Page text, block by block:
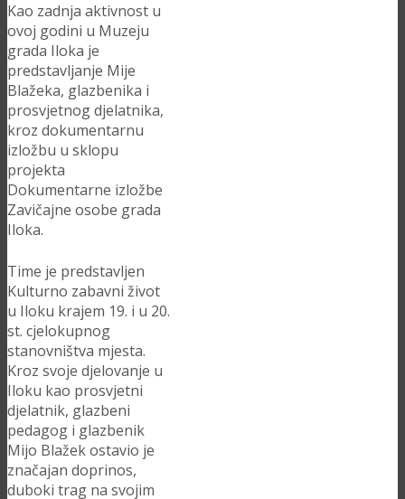
Kao zadnja aktivnost u
ovoj godini u Muzeju
grada Iloka je
predstavljanje Mije
Blažeka, glazbenika i
prosvjetnog djelatnika,
kroz dokumentarnu
izložbu u sklopu
projekta
Dokumentarne izložbe
Zavičajne osobe grada
Iloka.
Time je predstavljen
Kulturno zabavni život
u Iloku krajem 19. i u 20.
st. cjelokupnog
stanovništva mjesta.
Kroz svoje djelovanje u
Iloku kao prosvjetni
djelatnik, glazbeni
pedagog i glazbenik
Mijo Blažek ostavio je
značajan doprinos,
duboki trag na svojim